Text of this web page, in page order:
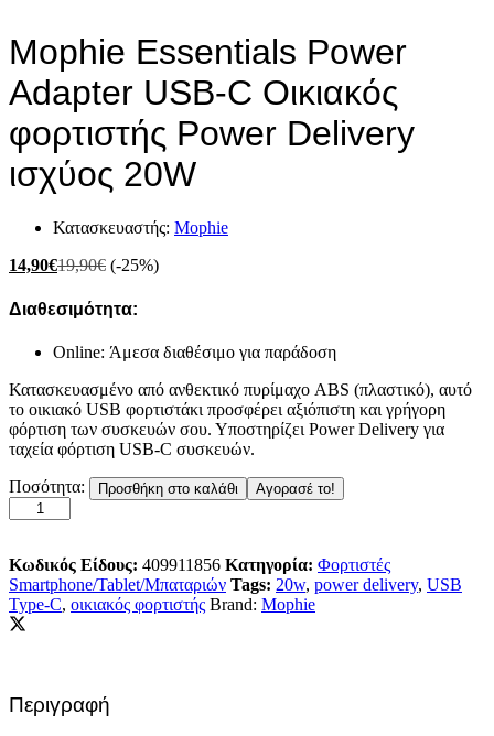
Mophie Essentials Power
Adapter USB-C Οικιακός
φορτιστής Power Delivery
ισχύος 20W
Κατασκευαστής: Mophie
14,90€19,90€ (-25%)
Διαθεσιμότητα:
Online: Άμεσα διαθέσιμο για παράδοση
Κατασκευασμένο από ανθεκτικό πυρίμαχο ABS (πλαστικό), αυτό
το οικιακό USB φορτιστάκι προσφέρει αξιόπιστη και γρήγορη
φόρτιση των συσκευών σου. Υποστηρίζει Power Delivery για
ταχεία φόρτιση USB-C συσκευών.
Mophie
Essentials
Power
USB-
C
Οικιακός
φορτιστής
20W
Ποσότητα: Προσθήκη στο καλάθι Αγορασέ το!
Κωδικός Είδους: 409911856 Κατηγορία: Φορτιστές
Smartphone/Tablet/Μπαταριών Tags: 20w, power delivery, USB
Type-C, οικιακός φορτιστής Brand: Mophie
Περιγραφή